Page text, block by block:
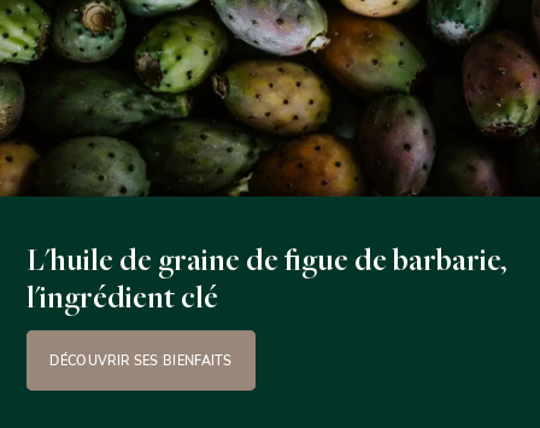
L'huile de graine de figue de barbarie,
l'ingrédient clé
DÉCOUVRIR SES BIENFAITS